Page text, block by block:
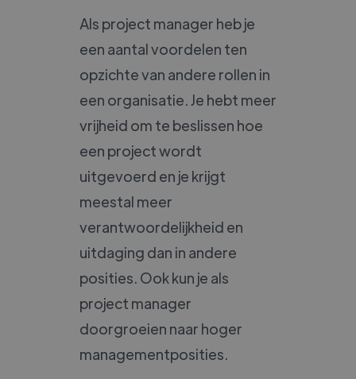
Als project manager heb je
een aantal voordelen ten
opzichte van andere rollen in
een organisatie. Je hebt meer
vrijheid om te beslissen hoe
een project wordt
uitgevoerd en je krijgt
meestal meer
verantwoordelijkheid en
uitdaging dan in andere
posities. Ook kun je als
project manager
doorgroeien naar hoger
managementposities.